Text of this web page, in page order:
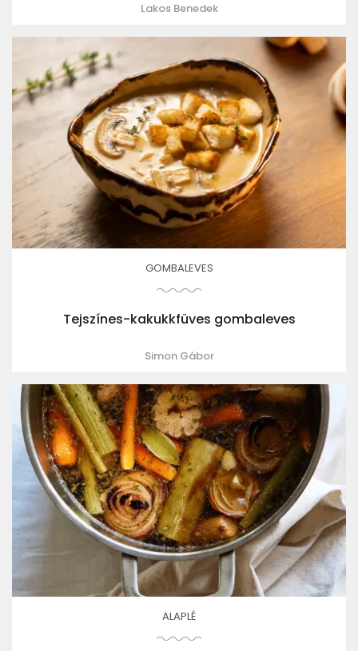
Lakos Benedek
GOMBALEVES
Tejszínes-kakukkfüves gombaleves
Simon Gábor
ALAPLÉ